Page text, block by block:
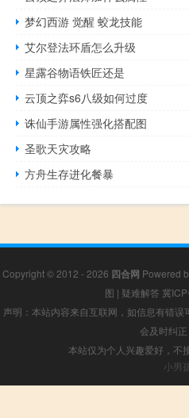
梦幻西游 觉醒 蛟龙技能
艾尔登法环盾怎么升级
星露谷物语铁匠还是
云顶之弈s6八级如何过度
诛仙手游属性强化搭配图
圣歌天灾攻略
方舟生存进化餐暴
Copyright © 2012 - 2026 四合网 Powered
图 | 疑难解答 冀
声明：本站内容来自互联网，如信息有错
会及时纠
本站仅为个人兴趣爱好，不
小男